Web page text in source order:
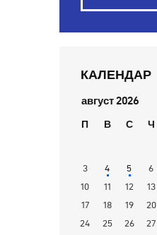
КАЛЕНДАР
август 2026
П В С Ч
3
4 5 6
10
11 12 13
17
18 19 20
24
25 26 27